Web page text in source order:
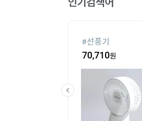
#선풍기
70,710원